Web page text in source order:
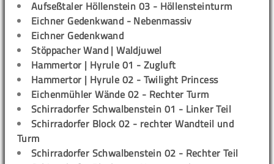
Aufseßtaler Höllenstein 03 - Höllensteinturm
Eichner Gedenkwand - Nebenmassiv
Eichner Gedenkwand
Stöppacher Wand | Waldjuwel
Hammertor | Hyrule 01 - Zugluft
Hammertor | Hyrule 02 - Twilight Princess
Eichenmühler Wände 02 - Rechter Turm
Schirradorfer Schwalbenstein 01 - Linker Teil
Schirradorfer Block 02 - rechter Wandteil und
Turm
Schirradorfer Schwalbenstein 02 - Rechter Teil